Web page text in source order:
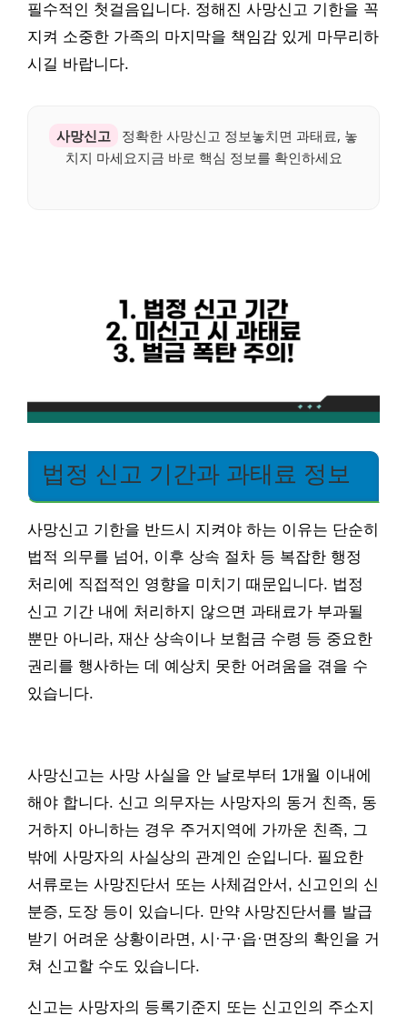
필수적인 첫걸음입니다. 정해진 사망신고 기한을 꼭
지켜 소중한 가족의 마지막을 책임감 있게 마무리하
시길 바랍니다.
사망신고
정확한 사망신고 정보놓치면 과태료, 놓
치지 마세요지금 바로 핵심 정보를 확인하세요
법정 신고 기간과 과태료 정보
사망신고 기한을 반드시 지켜야 하는 이유는 단순히
법적 의무를 넘어, 이후 상속 절차 등 복잡한 행정
처리에 직접적인 영향을 미치기 때문입니다. 법정
신고 기간 내에 처리하지 않으면 과태료가 부과될
뿐만 아니라, 재산 상속이나 보험금 수령 등 중요한
권리를 행사하는 데 예상치 못한 어려움을 겪을 수
있습니다.
사망신고는 사망 사실을 안 날로부터 1개월 이내에
해야 합니다. 신고 의무자는 사망자의 동거 친족, 동
거하지 아니하는 경우 주거지역에 가까운 친족, 그
밖에 사망자의 사실상의 관계인 순입니다. 필요한
서류로는 사망진단서 또는 사체검안서, 신고인의 신
분증, 도장 등이 있습니다. 만약 사망진단서를 발급
받기 어려운 상황이라면, 시·구·읍·면장의 확인을 거
쳐 신고할 수도 있습니다.
신고는 사망자의 등록기준지 또는 신고인의 주소지